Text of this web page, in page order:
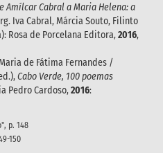
Amílcar Cabral a Maria Helena: a
Iva Cabral, Márcia Souto, Filinto
Rosa de Porcelana Editora,2016,
de Fátima Fernandes /
Cabo Verde, 100 poemas
Pedro Cardoso,2016:
p. 148
150